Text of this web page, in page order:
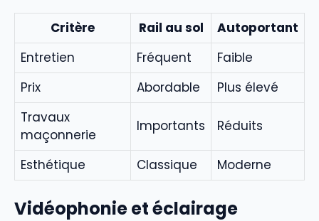
Critère Rail au sol
Autoportant
Entretien
Fréquent
Faible
Prix
Abordable
Plus élevé
Travaux
maçonnerie
Importants Réduits
Esthétique Classique Moderne
Vidéophonie et éclairage